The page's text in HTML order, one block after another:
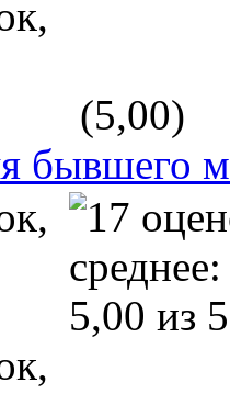
(5,00)
бывшего